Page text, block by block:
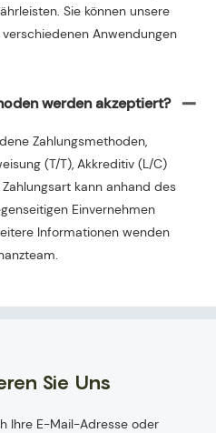
Sie können unsere
Anwendungen
werden akzeptiert?
Zahlungsmethoden,
(T/T), Akkreditiv (L/C)
kann anhand des
Einvernehmen
Informationen wenden
Sie Uns
Ihre E-Mail-Adresse oder